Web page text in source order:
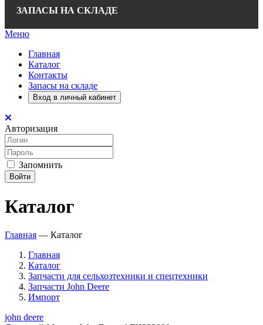
ЗАПАСЫ НА СКЛАДЕ
Меню
Главная
Каталог
Контакты
Запасы на складе
Вход в личный кабинет
Авторизация
Запомнить
Войти
Каталог
Главная — Каталог
Главная
Каталог
Запчасти для сельхозтехники и спецтехники
Запчасти John Deere
Импорт
john deere